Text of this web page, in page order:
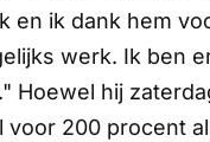
en ik dank hem
werk. Ik ben
Hoewel hij
200 procent